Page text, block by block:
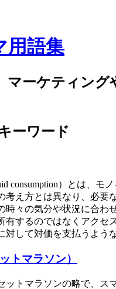
マーケティング
ーワード
consumption）とは、モ
考え方とは異なり、必要
時々の気分や状況に合わ
有するのではなくアクセ
対して対価を支払うよ
トマラソン）
ットマラソンの略で、ス